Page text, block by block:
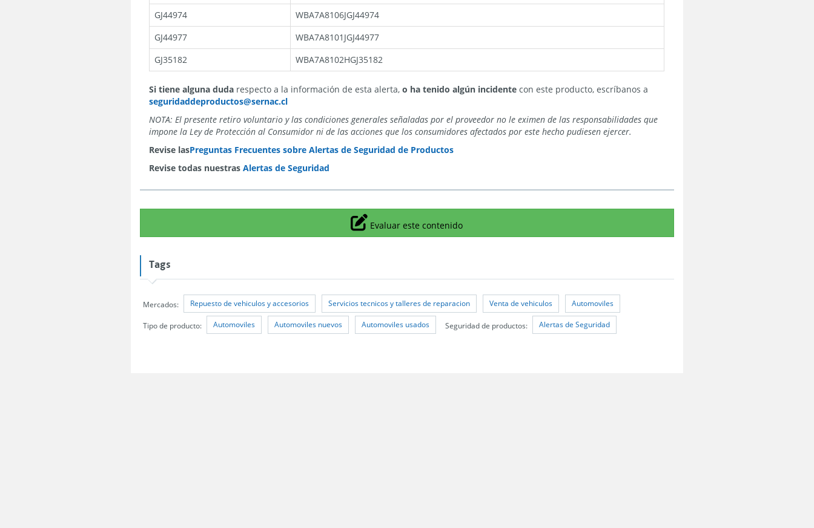
GJ44974
WBA7A8106JGJ44974
GJ44977
WBA7A8101JGJ44977
GJ35182
WBA7A8102HGJ35182
Si tiene alguna duda respecto a la información de esta alerta,o ha tenido algún incidente con este producto, escríbanos a
seguridaddeproductos@sernac.cl
NOTA: El presente retiro voluntario y las condiciones generales señaladas por el proveedor no le eximen de las responsabilidades que
impone la Ley de Protección al Consumidor ni de las acciones que los consumidores afectados por este hecho pudiesen ejercer.
Revise lasPreguntas Frecuentes sobre Alertas de Seguridad de Productos
Revise todas nuestrasAlertas de Seguridad
Icono
Evaluar este contenido
Tags
Mercados: Repuesto de vehiculos y accesorios Servicios tecnicos y talleres de reparacion Venta de vehiculos Automoviles
Tipo de producto: Automoviles Automoviles nuevos Automoviles usados Seguridad de productos: Alertas de Seguridad